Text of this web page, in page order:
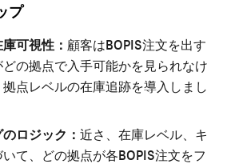
プ
可視性： 顧客はBOPIS注文を出す
の拠点で入手可能かを見られなけ
点レベルの在庫追跡を導入しまし
ロジック： 近さ、在庫レベル、キ
て、どの拠点が各BOPIS注文をフ